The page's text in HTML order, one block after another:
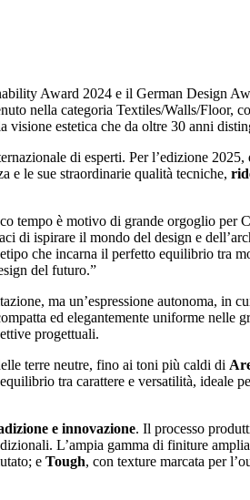
Award 2024 e il German Design
nella categoria Textiles/Walls/Floor,
visione estetica che da oltre 30 anni
di esperti. Per l’edizione
e le sue straordinarie qualità tecniche,
tempo è motivo di grande orgoglio per
di ispirare il mondo del design e
che incarna il perfetto equilibrio tra
del futuro.”
ma un’espressione autonoma, in
ed elegantemente uniforme nelle
progettuali.
terre neutre, fino ai toni più caldi di
tra carattere e versatilità, ideale
e innovazione. Il processo
L’ampia gamma di finiture
e Tough, con texture marcata per